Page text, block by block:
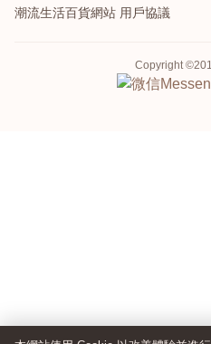
潮流生活百貨網站 用戶協議
Copyright